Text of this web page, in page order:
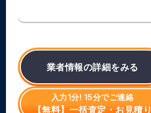
業者情報の詳細をみる
入力1分! 15分でご連絡
【無料】一括査定・お見積り